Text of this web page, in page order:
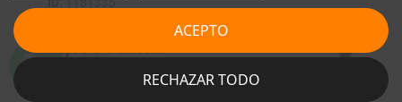
58,08 € Con IVA
RECHAZAR TODO
ACEPTO